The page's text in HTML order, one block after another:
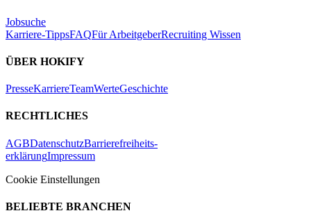
Jobsuche
Karriere-TippsFAQFür ArbeitgeberRecruiting Wissen
ÜBER HOKIFY
PresseKarriereTeamWerteGeschichte
RECHTLICHES
AGBDatenschutzBarrierefreiheits-
erklärungImpressum
Cookie Einstellungen
BELIEBTE BRANCHEN